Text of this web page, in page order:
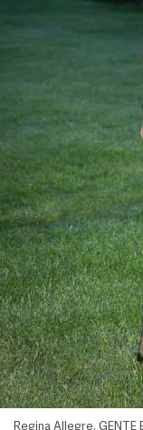
Regina Allegre. GENTE